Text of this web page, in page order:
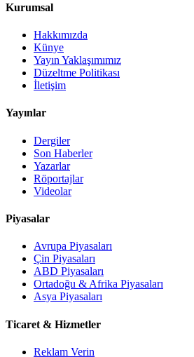
Kurumsal
Hakkımızda
Künye
Yayın Yaklaşımımız
Düzeltme Politikası
İletişim
Yayınlar
Dergiler
Son Haberler
Yazarlar
Röportajlar
Videolar
Piyasalar
Avrupa Piyasaları
Çin Piyasaları
ABD Piyasaları
Ortadoğu & Afrika Piyasaları
Asya Piyasaları
Ticaret & Hizmetler
Reklam Verin